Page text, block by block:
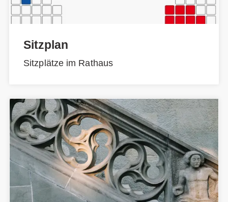
Sitzplan
Sitzplätze im Rathaus